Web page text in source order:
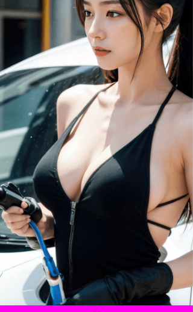
할 수 있도록 안내하는 데 중점을 두었습니
유흥업소가이드 유흥업소 알바란 어떤걸까?
유흥업소 알바는 주로 술집이나 룸살롱과 같
은 장소에서 손님을 맞이하고 접대하는 업무
입니다. 유흥업소 여성알바는 이러한 형태의
아르바이트는 룸알바와 같은 특정 업종에서
특히 인기가 높으며, 고객에게 즐거운 경험을
제공하는 역할을 맡습니다. 유흥업소가이드
알아보는 팁 특징 및 장점 하지만 고된 근무
안전 문제도 존재하기 때문에 이를 인지하고
대비하는 것이 필수적입니다.유흥업소에서
일은 높은 시급과 다양한 사람들과의 네트워
크 형성이라는 장점이 있습니다. 또한,